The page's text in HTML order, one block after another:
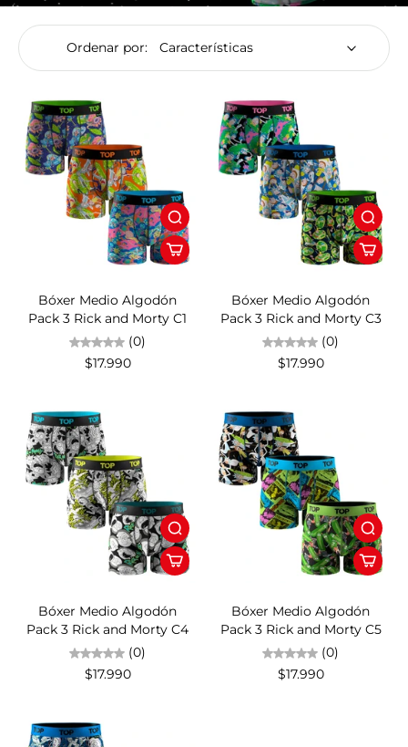
Ordenar por:
Bóxer Medio Algodón
Pack 3 Rick and Morty C1
(0)
$17.990
Bóxer Medio Algodón
Pack 3 Rick and Morty C3
(0)
$17.990
Bóxer Medio Algodón
Pack 3 Rick and Morty C4
(0)
$17.990
Bóxer Medio Algodón
Pack 3 Rick and Morty C5
(0)
$17.990